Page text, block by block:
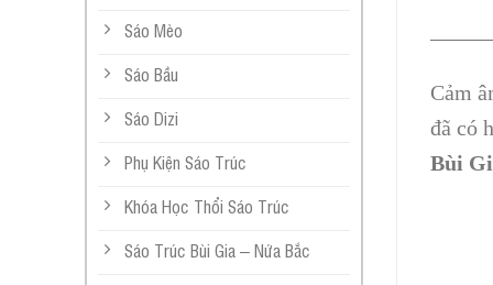
Sáo Mèo
Sáo Bầu
Sáo Dizi
Phụ Kiện Sáo Trúc
Khóa Học Thổi Sáo Trúc
Sáo Trúc Bùi Gia – Nứa Bắc
Cảm
đã có
Bùi